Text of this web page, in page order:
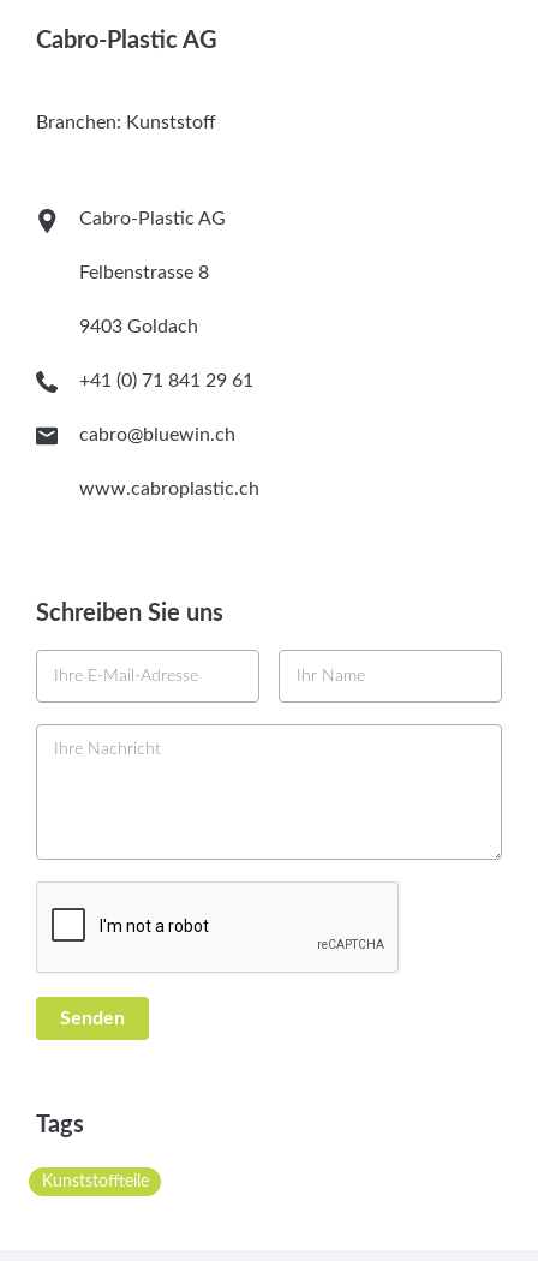
Cabro-Plastic AG
Branchen: Kunststoff
Cabro-Plastic AG
Felbenstrasse 8
9403 Goldach
+41 (0) 71 841 29 61
cabro@bluewin.ch
www.cabroplastic.ch
Schreiben Sie uns
Tags
Kunststoffteile